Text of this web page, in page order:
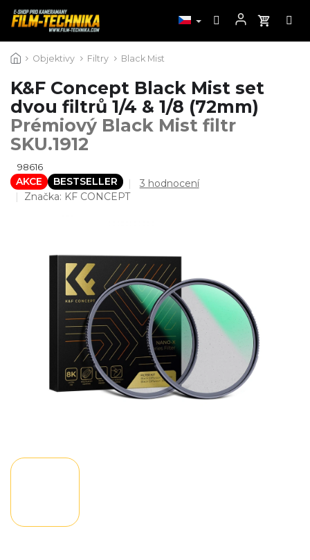
na
Objektivy Filtry Black Mist
K&F Concept Black Mist set
dvou filtrů 1/4 & 1/8 (72mm)
Prémiový Black Mist filtr
SKU.1912
98616
AKCE BESTSELLER
Průměrné
hvězdiček.
3 hodnocení
Značka: KF CONCEPT